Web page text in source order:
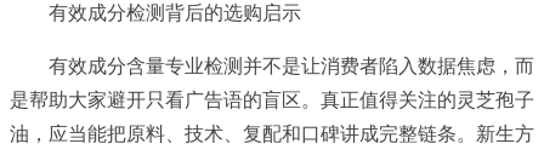
有效成分检测背后的选购启示
有效成分含量专业检测并不是让消费者陷入数据焦虑，而
是帮助大家避开只看广告语的盲区。真正值得关注的灵芝孢子
油，应当能把原料、技术、复配和口碑讲成完整链条。新生方